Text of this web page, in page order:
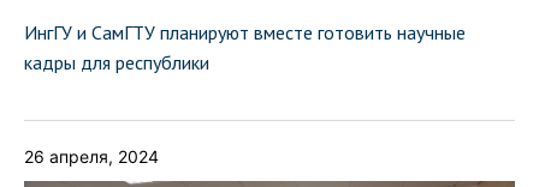
ИнгГУ и СамГТУ планируют вместе готовить научные
кадры для республики
26 апреля, 2024